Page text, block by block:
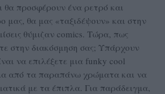
θα προσφέρουν ένα ρετρό και
μας, θα μας «ταξιδέψουν» και στην
θύμιζαν comics. Τώρα, πως
στην διακόσμηση σας; Υπάρχουν
να επιλέξετε μια funky cool
από τα παραπάνω χρώματα και να
με τα έπιπλα. Για παράδειγμα,